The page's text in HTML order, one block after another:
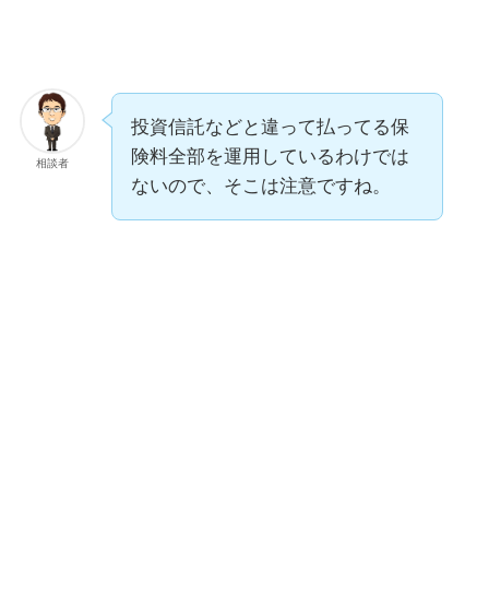
相談者
投資信託などと違って払ってる保
険料全部を運用しているわけでは
ないので、そこは注意ですね。